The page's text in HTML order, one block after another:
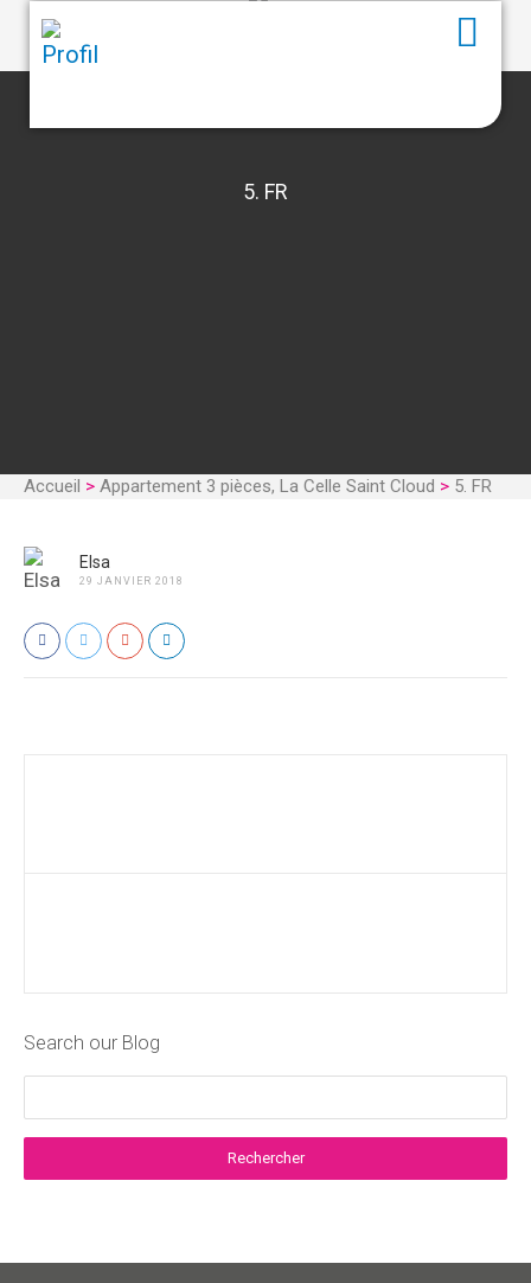
5. FR
Accueil > Appartement 3 pièces, La Celle Saint Cloud > 5. FR
Elsa
29 JANVIER 2018
Search our Blog